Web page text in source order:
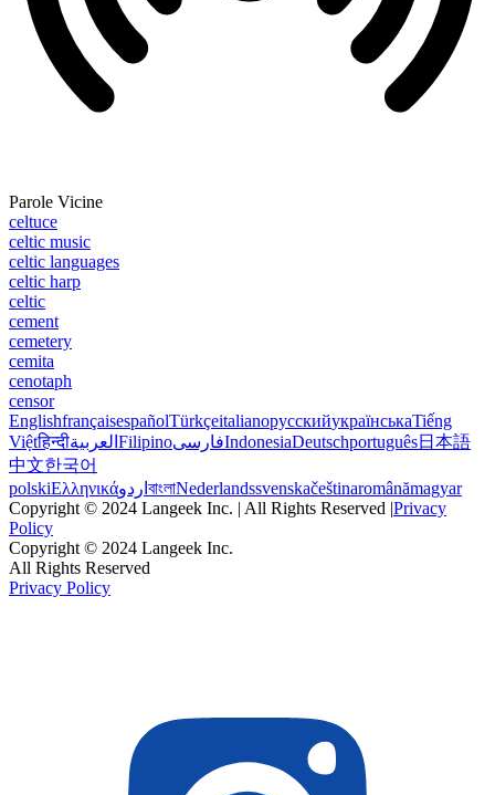
Parole Vicine
celtuce
celtic music
celtic languages
celtic harp
celtic
cement
cemetery
cemita
cenotaph
censor
EnglishfrançaisespañolTürkçeitalianoрусскийукраїнськаTiếng
Việtहिन्दीالعربية FilipinoفارسیIndonesiaDeutschportuguês日本語
中文한국어
polskiΕλληνικάاردو বাংলাNederlandssvenskačeštinaromânămagyar
Copyright © 2024 Langeek Inc. | All Rights Reserved |Privacy
Policy
Copyright © 2024 Langeek Inc.
All Rights Reserved
Privacy Policy